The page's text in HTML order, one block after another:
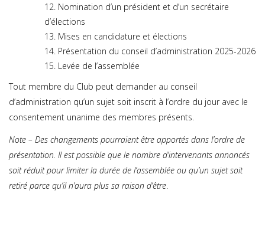
Nomination d’un président et d’un secrétaire
d’élections
Mises en candidature et élections
Présentation du conseil d’administration 2025-2026
Levée de l’assemblée
Tout membre du Club peut demander au conseil
d’administration qu’un sujet soit inscrit à l’ordre du jour avec le
consentement unanime des membres présents.
Note – Des changements pourraient être apportés dans l’ordre de
présentation. Il est possible que le nombre d’intervenants annoncés
soit réduit pour limiter la durée de l’assemblée ou qu’un sujet soit
retiré parce qu’il n’aura plus sa raison d’être